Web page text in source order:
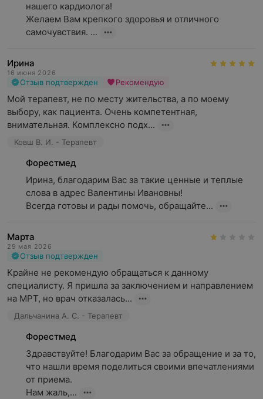
нашего кардиолога!
Желаем Вам крепкого здоровья и отличного
самочувствия. ...
Ирина
16 июня 2026
Отзыв подтвержден Рекомендую
Мой терапевт, не по месту жительства, а по моему
выбору, как пациента. Очень компетентная,
внимательная. Комплексно подх...
Ковш В. И. - Терапевт
Форестмед
Ирина, благодарим Вас за такие ценные и теплые
слова в адрес Валентины Ивановны!
Всегда готовы и рады помочь, обращайте...
Марта
29 мая 2026
Отзыв подтвержден
Крайне не рекомендую обращаться к данному
специалисту. Я пришла за заключением и направлением
на МРТ, но врач отказалась...
Дальчанина А. С. - Терапевт
Форестмед
Здравствуйте! Благодарим Вас за обращение и за то,
что нашли время поделиться своими впечатлениями
от приема.
Нам жаль,...